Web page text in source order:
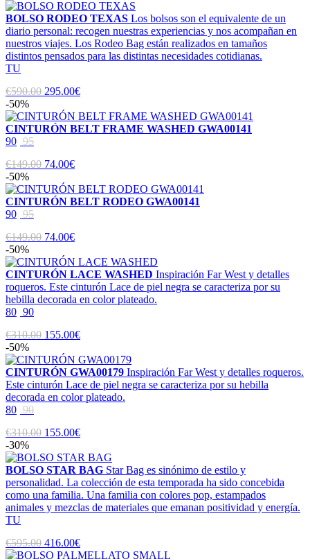
BOLSO RODEO TEXAS Los bolsos son el equivalente de un
diario personal: recogen nuestras experiencias y nos acompañan en
nuestros viajes. Los Rodeo Bag están realizados en tamaños
distintos pensados para las distintas necesidades cotidianas.
TU
€590.00 295.00€
-50%
CINTURÓN BELT FRAME WASHED GWA00141
90 95
€149.00 74.00€
-50%
CINTURÓN BELT RODEO GWA00141
90 95
€149.00 74.00€
-50%
CINTURÓN LACE WASHED Inspiración Far West y detalles
roqueros. Este cinturón Lace de piel negra se caracteriza por su
hebilla decorada en color plateado.
80 90
€310.00 155.00€
-50%
CINTURÓN GWA00179 Inspiración Far West y detalles roqueros.
Este cinturón Lace de piel negra se caracteriza por su hebilla
decorada en color plateado.
80 90
€310.00 155.00€
-30%
BOLSO STAR BAG Star Bag es sinónimo de estilo y
personalidad. La colección de esta temporada ha sido concebida
como una familia. Una familia con colores pop, estampados
animales y mezclas de materiales que emanan positividad y energía.
TU
€595.00 416.00€